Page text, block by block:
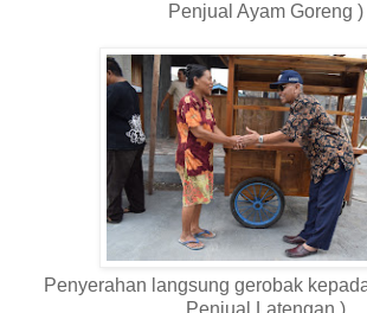
Penjual Ayam Goreng )
Penyerahan langsung gerobak